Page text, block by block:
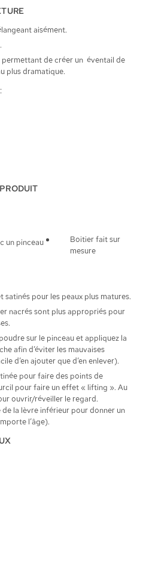
aisément.
permettant de créer un éventail de
plus dramatique.
un pinceau
Boitier fait sur
mesure
satinés pour les peaux plus matures.
nacrés sont plus appropriés pour
sur le pinceau et appliquez la
afin d’éviter les mauvaises
d’en ajouter que d’en enlever).
pour faire des points de
pour faire un effet « lifting ». Au
ouvrir/réveiller le regard.
la lèvre inférieur pour donner un
l’âge).